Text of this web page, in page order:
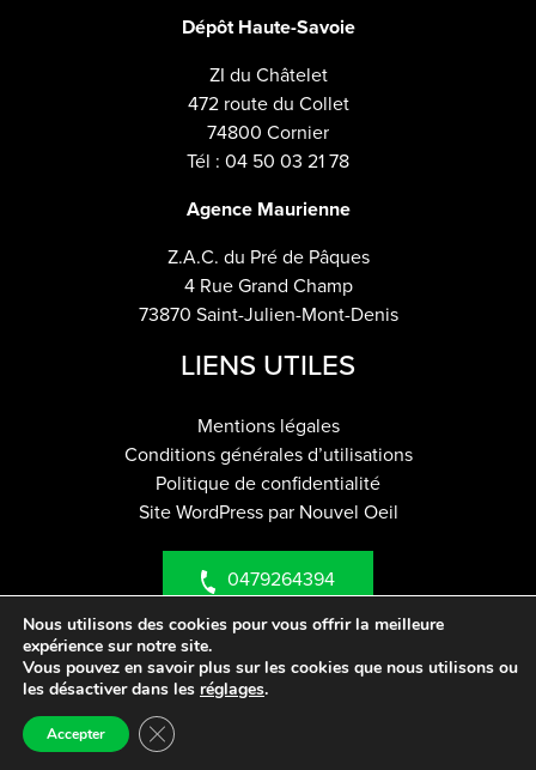
Nous utilisons des cookies pour vous offrir la meilleure
expérience sur notre site.
Vous pouvez en savoir plus sur les cookies que nous utilisons ou
les désactiver dans les réglages.
Accepter Fermer la bannière des cookies GDPR
Dépôt Haute-Savoie
ZI du Châtelet
472 route du Collet
74800 Cornier
Tél : 04 50 03 21 78
Agence Maurienne
Z.A.C. du Pré de Pâques
4 Rue Grand Champ
73870 Saint-Julien-Mont-Denis
LIENS UTILES
Mentions légales
Conditions générales d’utilisations
Politique de confidentialité
Site WordPress par Nouvel Oeil
0479264394
info@utility-rent.com